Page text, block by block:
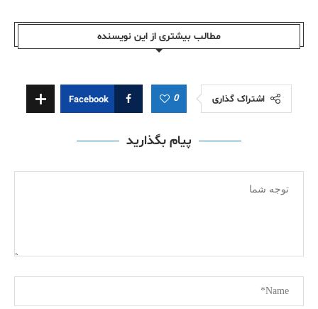
مطالب بیشتری از این نویسندە
اشتراک گذاری 0
Facebook
پیام بگذارید